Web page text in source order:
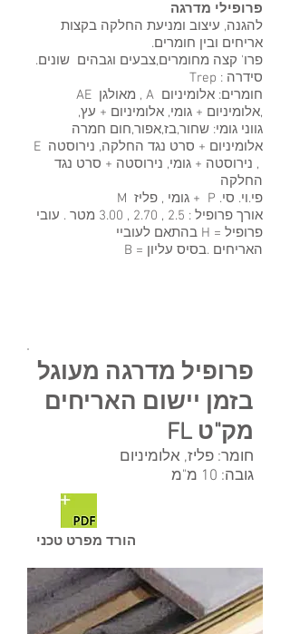
פרופילי מדרגה
להגנה, עיצוב ומניעת החלקה בקצות
אריחים ובין חומרים.
פרו' קצה מחומרים,צבעים וגבהים שונים.
סידרה : Trep
חומרים: אלומיניום A , מאולגן AE
,אלומיניום + גומי, אלומיניום + עץ,
גווני גומי: שחור,בז,אפור,חום חמרה
אלומיניום + סרט נגד החלקה, נירוסטה E
, נירוסטה + גומי, נירוסטה + סרט נגד
החלקה
פי.וי. סי. P + גומי , פליז M
אורך פרופיל : 2.5 , 2.70 , 3.00 מטר . עובי
פרופיל = H בהתאם לעוביי
האריחים .בסיס עליון = B
פרופיל מדרגה מעוגל
בזמן יישום האריחים
מק"ט FL
חומר: פליז, אלומיניום
גובה: 10 מ"מ
הורד מפרט טכני